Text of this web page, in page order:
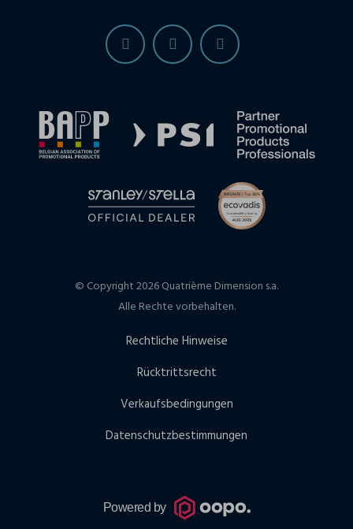
© Copyright 2026 Quatrième Dimension s.a.
Alle Rechte vorbehalten.
Rechtliche Hinweise
Rücktrittsrecht
Verkaufsbedingungen
Datenschutzbestimmungen
Powered by